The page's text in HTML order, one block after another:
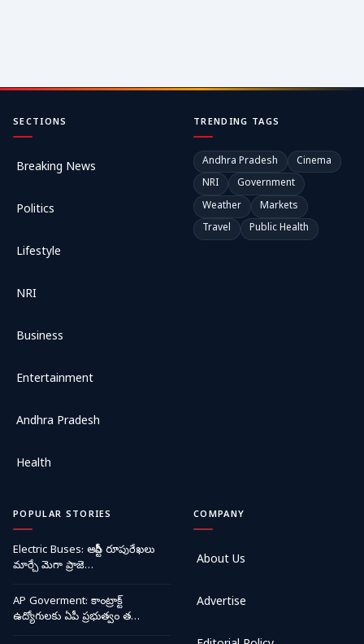
SECTIONS
Breaking News
Politics
Lifestyle
NRI
Business
Entertainment
Andhra Pradesh
Health
TRENDING TAGS
Andhra Pradesh
Cinema
NRI
Government
Weather
Markets
Travel
Public Health
POPULAR STORIES
Electric Buses: ఆర్టీసీ రూపురేఖలు
మార్చే మెగా ప్రాజె…
AP Goverment: కాంట్రాక్ట్
ఉద్యోగులకు ఏపీ ప్రభుత్వం త…
COMPANY
About Us
Advertise